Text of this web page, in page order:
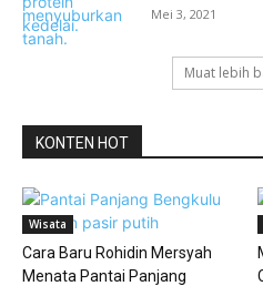
Mei 3, 2021
Muat lebih
KONTEN HOT
Wisata
Cara Baru Rohidin Mersyah
Menata Pantai Panjang